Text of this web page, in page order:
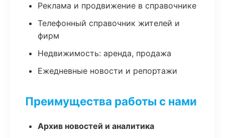
Реклама и продвижение в справочнике
Телефонный справочник жителей и
фирм
Недвижимость: аренда, продажа
Ежедневные новости и репортажи
Преимущества работы с нами
Архив новостей и аналитика